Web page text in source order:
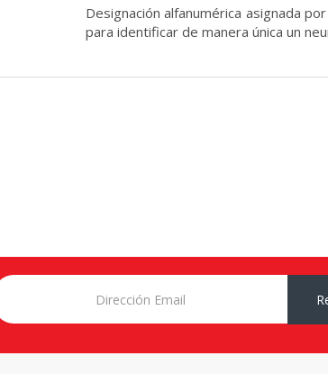
Designación alfanumérica asignada
para identificar de manera única un